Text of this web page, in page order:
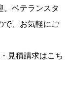
。ベテランスタ
で、お気軽にご
見積請求はこち